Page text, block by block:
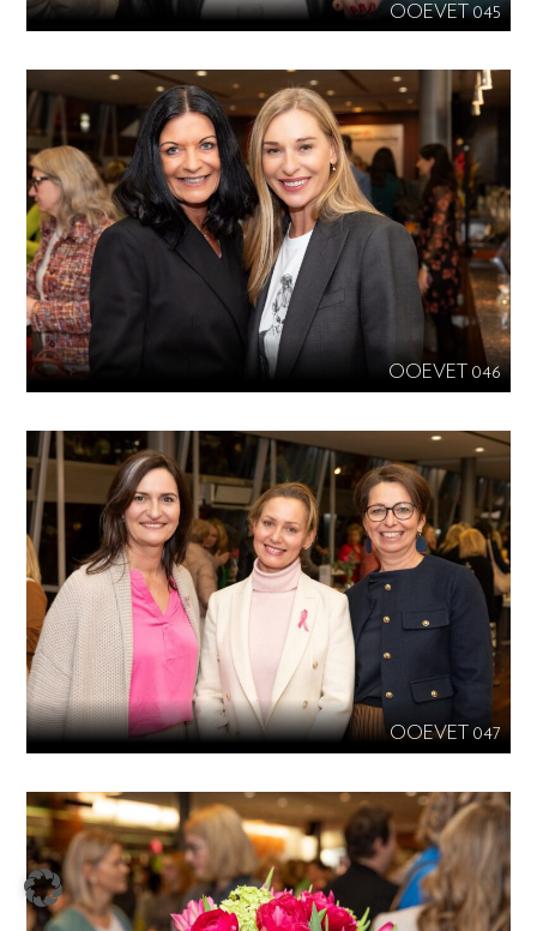
OOEVET 045
OOEVET 046
OOEVET 047